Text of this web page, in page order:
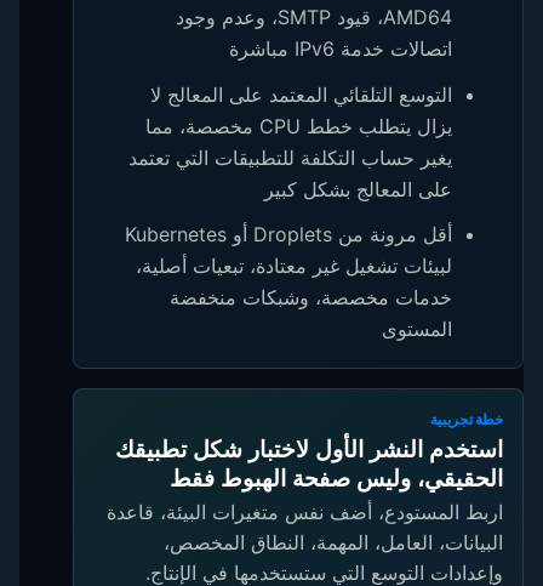
AMD64، قيود SMTP، وعدم وجود
اتصالات خدمة IPv6 مباشرة
التوسع التلقائي المعتمد على المعالج لا
يزال يتطلب خطط CPU مخصصة، مما
يغير حساب التكلفة للتطبيقات التي تعتمد
على المعالج بشكل كبير
أقل مرونة من Droplets أو Kubernetes
لبيئات تشغيل غير معتادة، تبعيات أصلية،
خدمات مخصصة، وشبكات منخفضة
المستوى
خطة تجريبية
استخدم النشر الأول لاختبار شكل تطبيقك
الحقيقي، وليس صفحة الهبوط فقط
اربط المستودع، أضف نفس متغيرات البيئة، قاعدة
البيانات، العامل، المهمة، النطاق المخصص،
وإعدادات التوسع التي ستستخدمها في الإنتاج.